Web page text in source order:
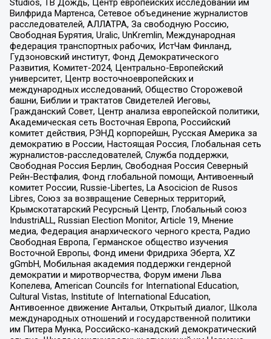
Studios, ТВ Дождь, Центр европейских исследований им
Вилфрида Мартенса, Сетевое объединение журналистов
расследователей, АЛЛАТРА, За свободную Россию,
Свободная Бурятия, Uralic, UnKremlin, Международная
федерация транспортных рабочих, ИстЧам Финланд,
Гудзоновский институт, Фонд Демократического
Развития, Комитет-2024, Центрально-Европейский
университет, Центр восточноевропейских и
международных исследований, Общество Сторожевой
башни, Библии и трактатов Свидетелей Иеговы,
Гражданский Совет, Центр анализа европейской политики,
Академическая сеть Восточная Европа, Российский
комитет действия, РЭНД корпорейшн, Русская Америка за
демократию в России, Настоящая Россия, Глобальная сеть
журналистов-расследователей, Служба поддержки,
Свободная Россия Берлин, Свободная Россия Северный
Рейн-Вестфалия, Фонд глобальной помощи, Антивоенный
комитет России, Russie-Libertes, La Asocicion de Rusos
Libres, Союз за возвращение Северных территорий,
Крымскотатарский Ресурсный Центр, Глобальный союз
IndustriALL, Russian Election Monitor, Article 19, Мнение
медиа, Федерация анархического черного креста, Радио
Свободная Европа, Германское общество изучения
Восточной Европы, Фонд имени Фридриха Эберта, XZ
gGmbH, Мобильная академия поддержки гендерной
демократии и миротворчества, Форум имени Льва
Копелева, American Councils for International Education,
Cultural Vistas, Institute of International Education,
Антивоенное движение Антальи, Открытый диалог, Школа
международных отношений и государственной политики
им Питера Мунка, Российско-канадский демократический